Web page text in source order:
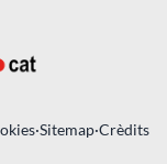
·Sitemap·Crèdits